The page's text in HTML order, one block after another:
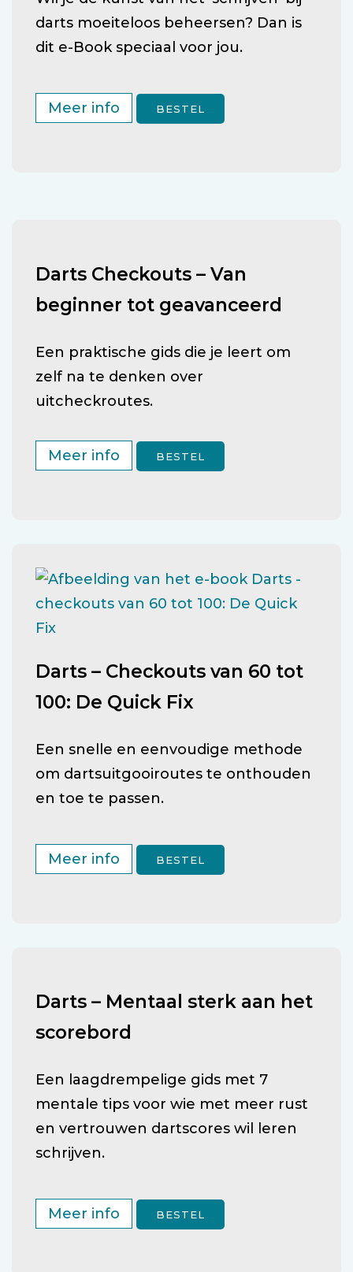
darts moeiteloos beheersen? Dan is
dit e-Book speciaal voor jou.
Meer info BESTEL
Darts Checkouts – Van
beginner tot geavanceerd
Een praktische gids die je leert om
zelf na te denken over
uitcheckroutes.
Meer info BESTEL
Darts – Checkouts van 60 tot
100: De Quick Fix
Een snelle en eenvoudige methode
om dartsuitgooiroutes te onthouden
en toe te passen.
Meer info BESTEL
Darts – Mentaal sterk aan het
scorebord
Een laagdrempelige gids met 7
mentale tips voor wie met meer rust
en vertrouwen dartscores wil leren
schrijven.
Meer info BESTEL